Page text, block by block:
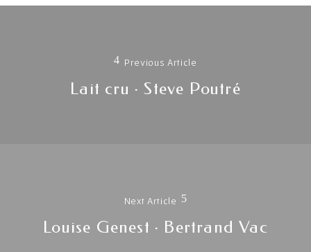
Previous Article
Previous
Lait cru · Steve Poutré
Next Article
Next
Louise Genest · Bertrand Vac